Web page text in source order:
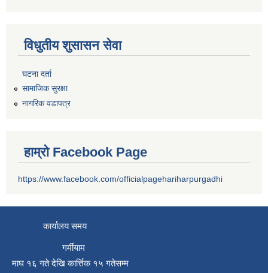
विधुतीय शुसासन सेवा
घटना दर्ता
सामाजिक सुरक्षा
नागरिक वडापत्र
हाम्रो Facebook Page
https://www.facebook.com/officialpagehariharpurgadhi
कार्यालय समय
गर्मीयाम
माघ १६ गते देखि कार्त्तिक १५ गतेसम्म